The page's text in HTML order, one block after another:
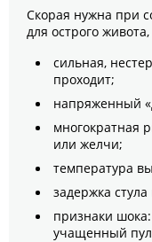
Скорая нужна при
для острого
сильная,
проходит;
напряженный
многократная
или желчи;
температура
задержка стула
признаки
учащенный